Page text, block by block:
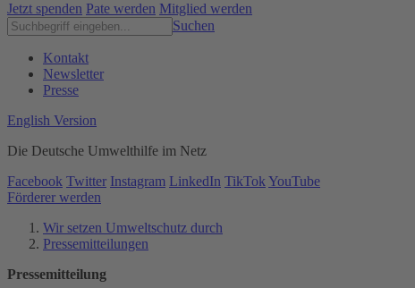
Jetzt spenden Pate werden Mitglied werden
Suchen
Kontakt
Newsletter
Presse
English Version
Die Deutsche Umwelthilfe im Netz
Facebook Twitter Instagram LinkedIn TikTok YouTube
Förderer werden
Wir setzen Umweltschutz durch
Pressemitteilungen
Pressemitteilung